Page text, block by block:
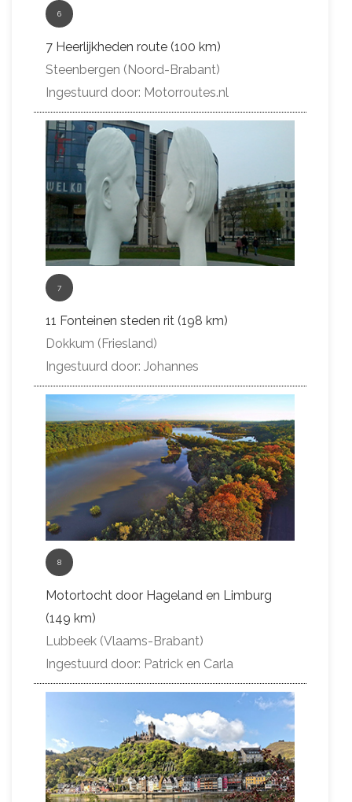
6
7 Heerlijkheden route (100 km)
Steenbergen (Noord-Brabant)
Ingestuurd door: Motorroutes.nl
7
11 Fonteinen steden rit (198 km)
Dokkum (Friesland)
Ingestuurd door: Johannes
8
Motortocht door Hageland en Limburg
(149 km)
Lubbeek (Vlaams-Brabant)
Ingestuurd door: Patrick en Carla